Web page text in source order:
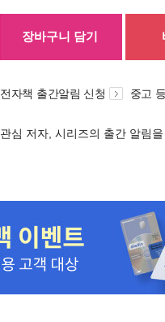
장바구니 담기
전자책 출간알림 신청 중고
관심 저자, 시리즈의 출간 알림